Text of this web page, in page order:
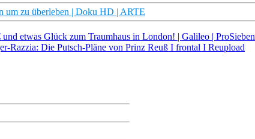
um zu überleben | Doku HD | ARTE
etwas Glück zum Traumhaus in London! | Galileo | ProSieben
Razzia: Die Putsch-Pläne von Prinz Reuß I frontal I Reupload